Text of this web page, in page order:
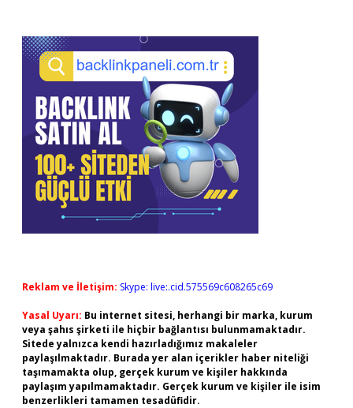
Reklam ve İletişim: Skype: live:.cid.575569c608265c69
Yasal Uyarı: Bu internet sitesi, herhangi bir marka, kurum
veya şahıs şirketi ile hiçbir bağlantısı bulunmamaktadır.
Sitede yalnızca kendi hazırladığımız makaleler
paylaşılmaktadır. Burada yer alan içerikler haber niteliği
taşımamakta olup, gerçek kurum ve kişiler hakkında
paylaşım yapılmamaktadır. Gerçek kurum ve kişiler ile isim
benzerlikleri tamamen tesadüfidir.